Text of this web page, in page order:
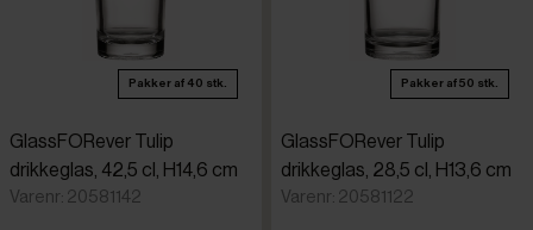
Pakker af 40 stk.
GlassFORever Tulip
drikkeglas, 42,5 cl, H14,6 cm
Varenr: 20581142
Pakker af 50 stk.
GlassFORever Tulip
drikkeglas, 28,5 cl, H13,6 cm
Varenr: 20581122